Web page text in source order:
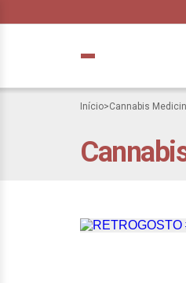
Início>Cannabis